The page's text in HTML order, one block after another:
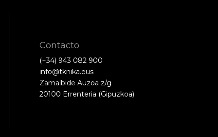
Contacto
(+34) 943 082 900
info@tknika.eus
Zamalbide Auzoa z/g
20100 Errenteria (Gipuzkoa)